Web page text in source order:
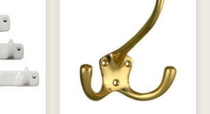
Mulighederne
kan
vælges